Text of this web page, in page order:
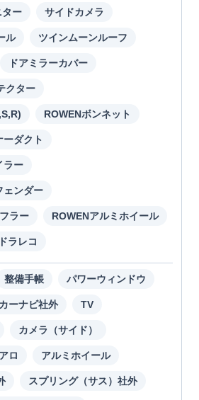
ー サイドカメラ
ル ツインムーンルーフ
ドアミラーカバー
クター
ROWENボンネット
ーダクト
ラー
ェンダー
ラー ROWENアルミホイール
ドラレコ
整備手帳 パワーウィンドウ
カーナビ社外 TV
カメラ（サイド）
ロ アルミホイール
スプリング（サス）社外